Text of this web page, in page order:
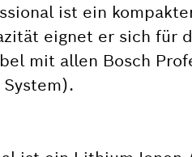
ist ein
eignet er sich für
mit allen Bosch